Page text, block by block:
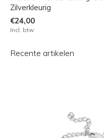
Zilverkleurig
€24,00
Incl. btw
Recente artikelen